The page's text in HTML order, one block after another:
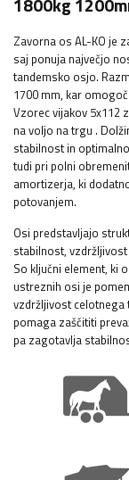
1800kg
Zavorna os AL-KO je
saj ponuja največjo
tandemsko osjo.
1700 mm, kar
Vzorec vijakov 5x112
na voljo na trgu .
stabilnost in
tudi pri polni
amortizerja, ki
potovanjem.
Osi predstavljajo
stabilnost,
So ključni element, ki
ustreznih osi je
vzdržljivost celotnega
pomaga zaščititi
pa zagotavlja